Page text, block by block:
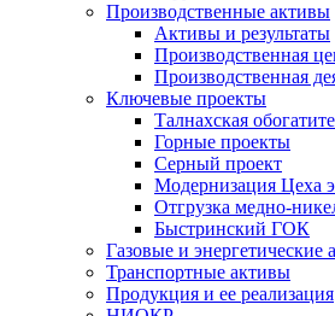
Производственные активы
Активы и результаты
Производственная
Производственная
Ключевые проекты
Талнахская
Горные проекты
Серный проект
Модернизация Цеха
Отгрузка медно-
Быстринский ГОК
Газовые и энергетические
Транспортные активы
Продукция и ее реализация